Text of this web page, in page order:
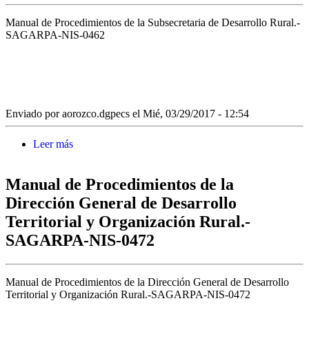
Manual de Procedimientos de la Subsecretaria de Desarrollo Rural.-
SAGARPA-NIS-0462
Enviado poraorozco.dgpecs el Mié, 03/29/2017 - 12:54
Leer más
Manual de Procedimientos de la
Dirección General de Desarrollo
Territorial y Organización Rural.-
SAGARPA-NIS-0472
Manual de Procedimientos de la Dirección General de Desarrollo
Territorial y Organización Rural.-SAGARPA-NIS-0472